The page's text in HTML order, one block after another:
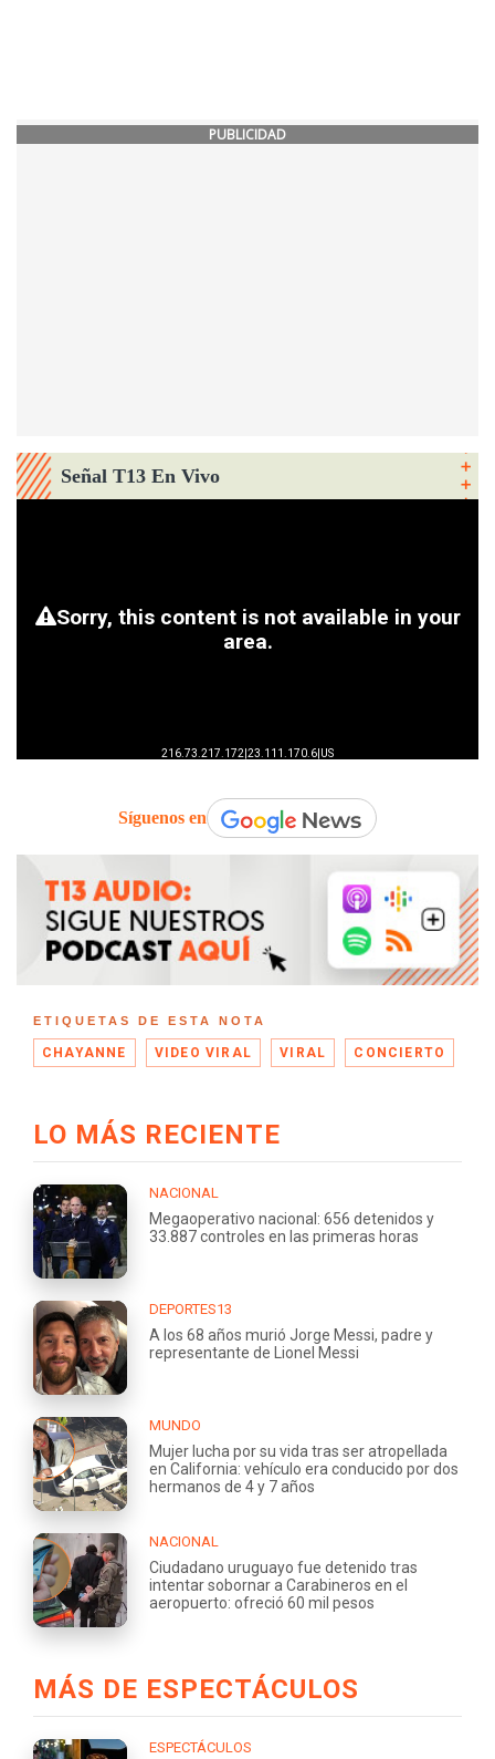
PUBLICIDAD
Señal T13 En Vivo
Síguenos en
ETIQUETAS DE ESTA NOTA
CHAYANNE VIDEO VIRAL VIRAL CONCIERTO
LO MÁS RECIENTE
NACIONAL
Megaoperativo nacional: 656 detenidos y
33.887 controles en las primeras horas
DEPORTES13
A los 68 años murió Jorge Messi, padre y
representante de Lionel Messi
MUNDO
Mujer lucha por su vida tras ser atropellada
en California: vehículo era conducido por dos
hermanos de 4 y 7 años
NACIONAL
Ciudadano uruguayo fue detenido tras
intentar sobornar a Carabineros en el
aeropuerto: ofreció 60 mil pesos
MÁS DE ESPECTÁCULOS
ESPECTÁCULOS